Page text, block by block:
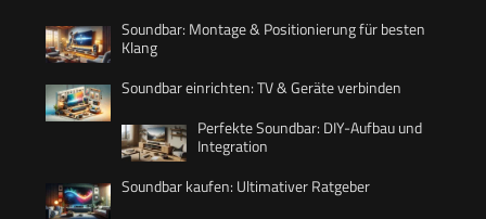
Soundbar: Montage & Positionierung für besten
Klang
Soundbar einrichten: TV & Geräte verbinden
Perfekte Soundbar: DIY-Aufbau und
Integration
Soundbar kaufen: Ultimativer Ratgeber